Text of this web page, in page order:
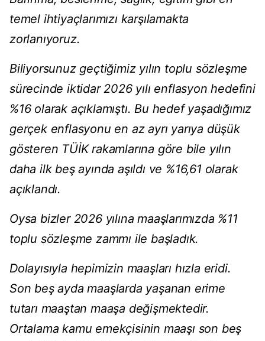
temel ihtiyaçlarımızı karşılamakta
zorlanıyoruz.
Biliyorsunuz geçtiğimiz yılın toplu sözleşme
sürecinde iktidar 2026 yılı enflasyon hedefini
%16 olarak açıklamıştı. Bu hedef yaşadığımız
gerçek enflasyonu en az ayrı yarıya düşük
gösteren TÜİK rakamlarına göre bile yılın
daha ilk beş ayında aşıldı ve %16,61 olarak
açıklandı.
Oysa bizler 2026 yılına maaşlarımızda %11
toplu sözleşme zammı ile başladık.
Dolayısıyla hepimizin maaşları hızla eridi.
Son beş ayda maaşlarda yaşanan erime
tutarı maaştan maaşa değişmektedir.
Ortalama kamu emekçisinin maaşı son beş